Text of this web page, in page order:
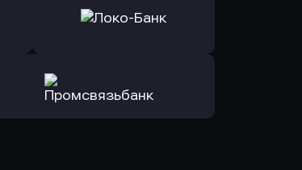
Оправить заявку
в Локо-Банк